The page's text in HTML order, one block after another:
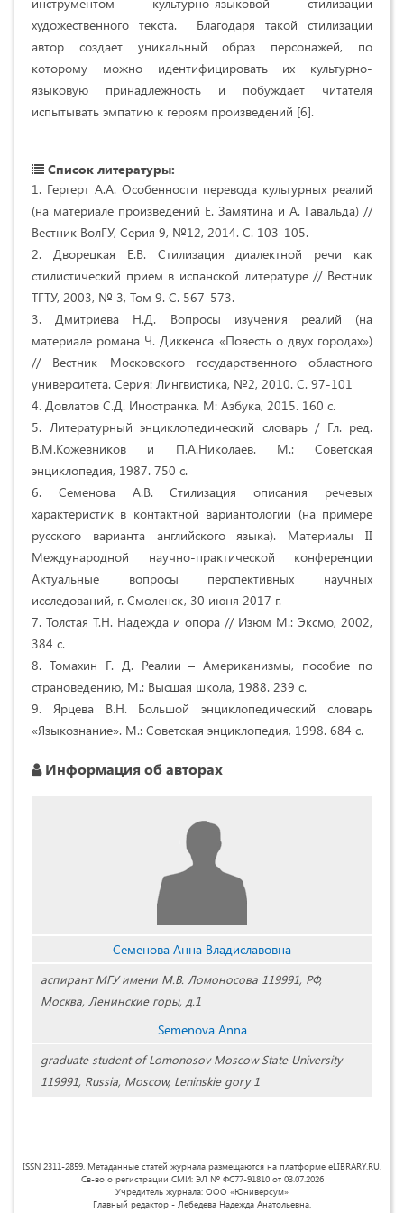
художественного текста. Благодаря такой стилизации
автор создает уникальный образ персонажей, по
которому можно идентифицировать их культурно-
языковую принадлежность и побуждает читателя
испытывать эмпатию к героям произведений [6].
Список литературы:
1. Гергерт А.А. Особенности перевода культурных реалий
(на материале произведений Е. Замятина и А. Гавальда) //
Вестник ВолГУ, Серия 9, №12, 2014. С. 103-105.
2. Дворецкая Е.В. Стилизация диалектной речи как
стилистический прием в испанской литературе // Вестник
ТГТУ, 2003, № 3, Том 9. С. 567-573.
3. Дмитриева Н.Д. Вопросы изучения реалий (на
материале романа Ч. Диккенса «Повесть о двух городах»)
// Вестник Московского государственного областного
университета. Серия: Лингвистика, №2, 2010. С. 97-101
4. Довлатов С.Д. Иностранка. М: Азбука, 2015. 160 c.
5. Литературный энциклопедический словарь / Гл. ред.
В.М.Кожевников и П.А.Николаев. М.: Советская
энциклопедия, 1987. 750 с.
6. Семенова А.В. Стилизация описания речевых
характеристик в контактной вариантологии (на примере
русского варианта английского языка). Материалы II
Международной научно-практической конференции
Актуальные вопросы перспективных научных
исследований, г. Смоленск, 30 июня 2017 г.
7. Толстая Т.Н. Надежда и опора // Изюм М.: Эксмо, 2002,
384 с.
8. Томахин Г. Д. Реалии – Американизмы, пособие по
страноведению, М.: Высшая школа, 1988. 239 с.
9. Ярцева В.Н. Большой энциклопедический словарь
«Языкознание». М.: Советская энциклопедия, 1998. 684 с.
Информация об авторах
Семенова Анна Владиславовна
аспирант МГУ имени М.В. Ломоносова 119991, РФ,
Москва, Ленинские горы, д.1
Semenova Anna
graduate student of Lomonosov Moscow State University
119991, Russia, Moscow, Leninskie gory 1
ISSN 2311-2859. Метаданные статей журнала размещаются на платформе eLIBRARY.RU.
Св-во о регистрации СМИ: ЭЛ № ФС77-91810 от 03.07.2026
Учредитель журнала: ООО «Юниверсум»
Главный редактор - Лебедева Надежда Анатольевна.